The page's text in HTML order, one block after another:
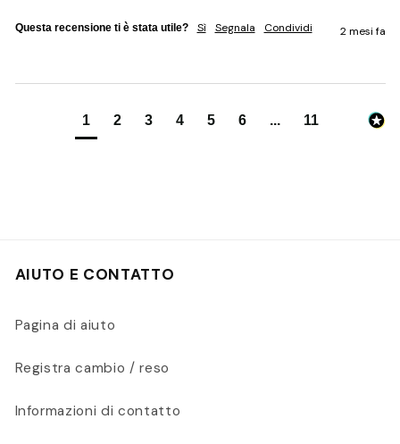
Questa recensione ti è stata utile? Sì Segnala Condividi 2 mesi fa
1 2 3 4 5 6 ... 11
AIUTO E CONTATTO
Pagina di aiuto
Registra cambio / reso
Informazioni di contatto